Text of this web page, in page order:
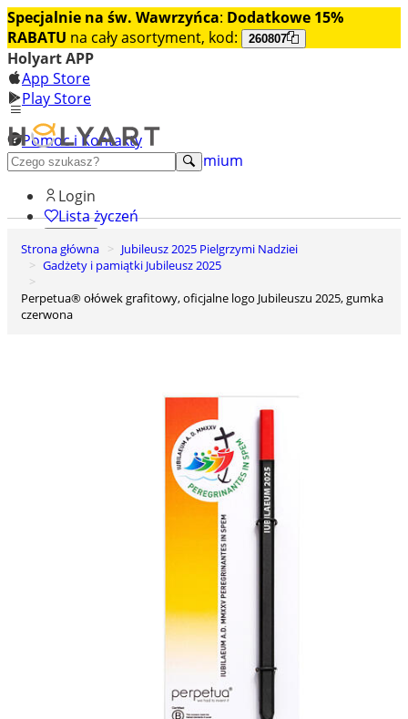
Specjalnie na św. Wawrzyńca: Dodatkowe 15%
RABATU na cały asortyment, kod: 260807
Holyart APP
App Store
Play Store
Pomoc i Kontakty
+48 222 922 860
Odkryj premium
Login
Lista życzeń
0
Koszyk
Strona główna
Jubileusz 2025 Pielgrzymi Nadziei
Gadżety i pamiątki Jubileusz 2025
Perpetua® ołówek grafitowy, oficjalne logo Jubileuszu 2025, gumka
czerwona